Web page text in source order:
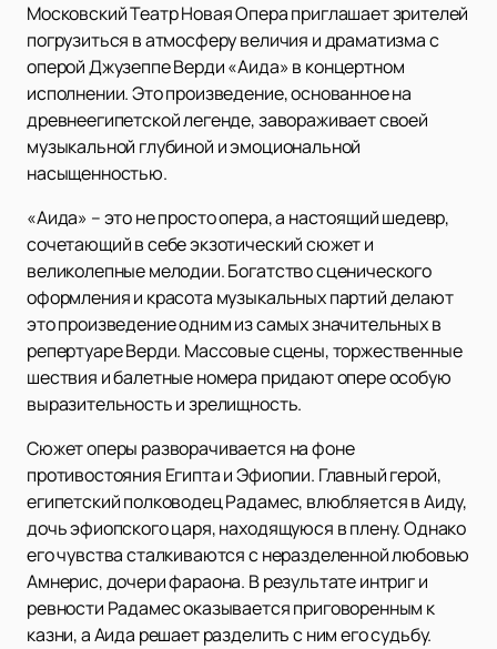
Московский Театр Новая Опера приглашает зрителей
погрузиться в атмосферу величия и драматизма с
оперой Джузеппе Верди «Аида» в концертном
исполнении. Это произведение, основанное на
древнеегипетской легенде, завораживает своей
музыкальной глубиной и эмоциональной
насыщенностью.
«Аида» – это не просто опера, а настоящий шедевр,
сочетающий в себе экзотический сюжет и
великолепные мелодии. Богатство сценического
оформления и красота музыкальных партий делают
это произведение одним из самых значительных в
репертуаре Верди. Массовые сцены, торжественные
шествия и балетные номера придают опере особую
выразительность и зрелищность.
Сюжет оперы разворачивается на фоне
противостояния Египта и Эфиопии. Главный герой,
египетский полководец Радамес, влюбляется в Аиду,
дочь эфиопского царя, находящуюся в плену. Однако
его чувства сталкиваются с неразделенной любовью
Амнерис, дочери фараона. В результате интриг и
ревности Радамес оказывается приговоренным к
казни, а Аида решает разделить с ним его судьбу.